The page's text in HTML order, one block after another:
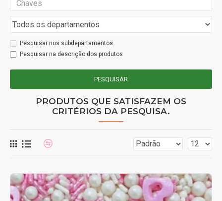
Pesquisar nos subdepartamentos
Pesquisar na descrição dos produtos
PESQUISAR
PRODUTOS QUE SATISFAZEM OS
CRITÉRIOS DA PESQUISA.